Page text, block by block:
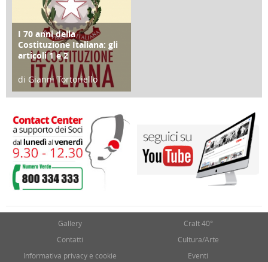
FOCUS
I 70 anni della
Costituzione Italiana: gli
articoli 1 e 2
di Gianni Tortoriello
17 Marzo 2018
Gallery
Contatti
Informativa privacy e cookie
Cralt 40°
Cultura/Arte
Eventi